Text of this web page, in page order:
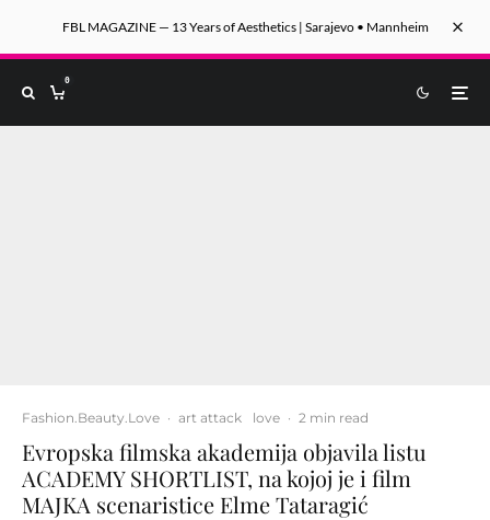
FBL MAGAZINE — 13 Years of Aesthetics | Sarajevo • Mannheim
0
Fashion.Beauty.Love · art attack love · 2 min read
Evropska filmska akademija objavila listu
ACADEMY SHORTLIST, na kojoj je i film
MAJKA scenaristice Elme Tataragić